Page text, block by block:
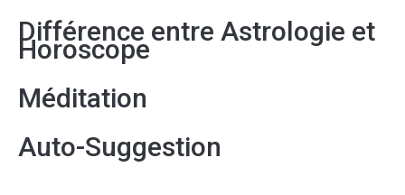
Différence entre Astrologie et
Horoscope
Méditation
Auto-Suggestion